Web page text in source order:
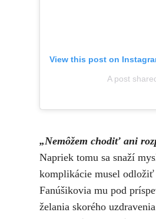
View this post on
A post
„Nemôžem chodiť ani
Napriek tomu sa snaží
komplikácie musel odložiť
Fanúšikovia mu pod
želania skorého